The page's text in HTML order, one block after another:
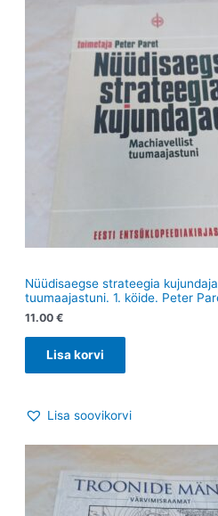
Nüüdisaegse strateegia
tuumaajastuni. 1. köide. Peter
11.00 €
Lisa korvi
Lisa soovikorvi